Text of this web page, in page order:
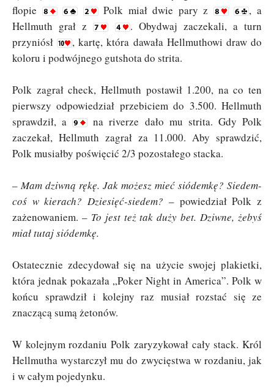
flopie
Polk miał dwie pary z
, a
Hellmuth grał z
. Obydwaj zaczekali, a turn
przyniósł
, kartę, która dawała Hellmuthowi draw do
koloru i podwójnego gutshota do strita.
Polk zagrał check, Hellmuth postawił 1.200, na co ten
pierwszy odpowiedział przebiciem do 3.500. Hellmuth
sprawdził, a
na riverze dało mu strita. Gdy Polk
zaczekał, Hellmuth zagrał za 11.000. Aby sprawdzić,
Polk musiałby poświęcić 2/3 pozostałego stacka.
–Mam dziwną rękę. Jak możesz mieć siódemkę? Siedem-
coś w kierach? Dziesięć-siedem? – powiedział Polk z
zażenowaniem. – To jest też tak duży bet. Dziwne, żebyś
miał tutaj siódemkę.
Ostatecznie zdecydował się na użycie swojej plakietki,
która jednak pokazała „Poker Night in America”. Polk w
końcu sprawdził i kolejny raz musiał rozstać się ze
znaczącą sumą żetonów.
W kolejnym rozdaniu Polk zaryzykował cały stack. Król
Hellmutha wystarczył mu do zwycięstwa w rozdaniu, jak
i w całym pojedynku.